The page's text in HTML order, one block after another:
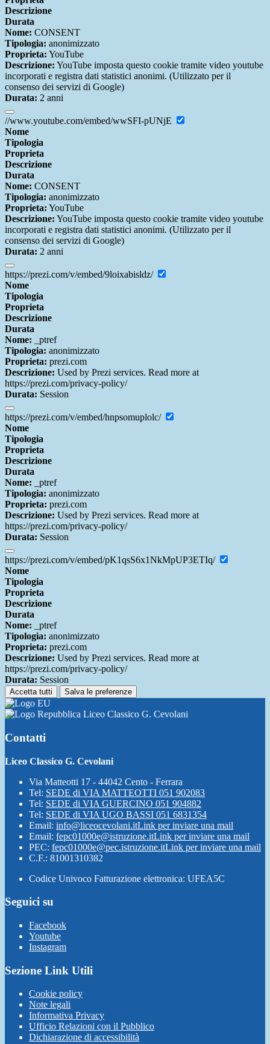
Descrizione
Durata
Nome: CONSENT
Tipologia: anonimizzato
Proprieta: YouTube
Descrizione: YouTube imposta questo cookie tramite video youtube
incorporati e registra dati statistici anonimi. (Utilizzato per il
consenso dei servizi di Google)
Durata: 2 anni
//www.youtube.com/embed/wwSFI-pUNjE
Nome
Tipologia
Proprieta
Descrizione
Durata
Nome: CONSENT
Tipologia: anonimizzato
Proprieta: YouTube
Descrizione: YouTube imposta questo cookie tramite video youtube
incorporati e registra dati statistici anonimi. (Utilizzato per il
consenso dei servizi di Google)
Durata: 2 anni
https://prezi.com/v/embed/9loixabisldz/
Nome
Tipologia
Proprieta
Descrizione
Durata
Nome: _ptref
Tipologia: anonimizzato
Proprieta: prezi.com
Descrizione: Used by Prezi services. Read more at
https://prezi.com/privacy-policy/
Durata: Session
https://prezi.com/v/embed/hnpsomuplolc/
Nome
Tipologia
Proprieta
Descrizione
Durata
Nome: _ptref
Tipologia: anonimizzato
Proprieta: prezi.com
Descrizione: Used by Prezi services. Read more at
https://prezi.com/privacy-policy/
Durata: Session
https://prezi.com/v/embed/pK1qsS6x1NkMpUP3ETIq/
Nome
Tipologia
Proprieta
Descrizione
Durata
Nome: _ptref
Tipologia: anonimizzato
Proprieta: prezi.com
Descrizione: Used by Prezi services. Read more at
https://prezi.com/privacy-policy/
Durata: Session
Accetta tutti Salva le preferenze
Liceo Classico G. Cevolani
Contatti
Liceo Classico G. Cevolani
Via Matteotti 17 - 44042 Cento - Ferrara
Tel: SEDE di VIA MATTEOTTI 051 902083
Tel: SEDE di VIA GUERCINO 051 904882
Tel: SEDE di VIA UGO BASSI 051 6831354
Email: info@liceocevolani.itLink per inviare una mail
Email: fepc01000e@istruzione.itLink per inviare una mail
PEC: fepc01000e@pec.istruzione.itLink per inviare una mail
C.F.: 81001310382
Codice Univoco Fatturazione elettronica: UFEA5C
Seguici su
Facebook
Youtube
Instagram
Sezione Link Utili
Cookie policy
Note legali
Informativa Privacy
Ufficio Relazioni con il Pubblico
Dichiarazione di accessibilità